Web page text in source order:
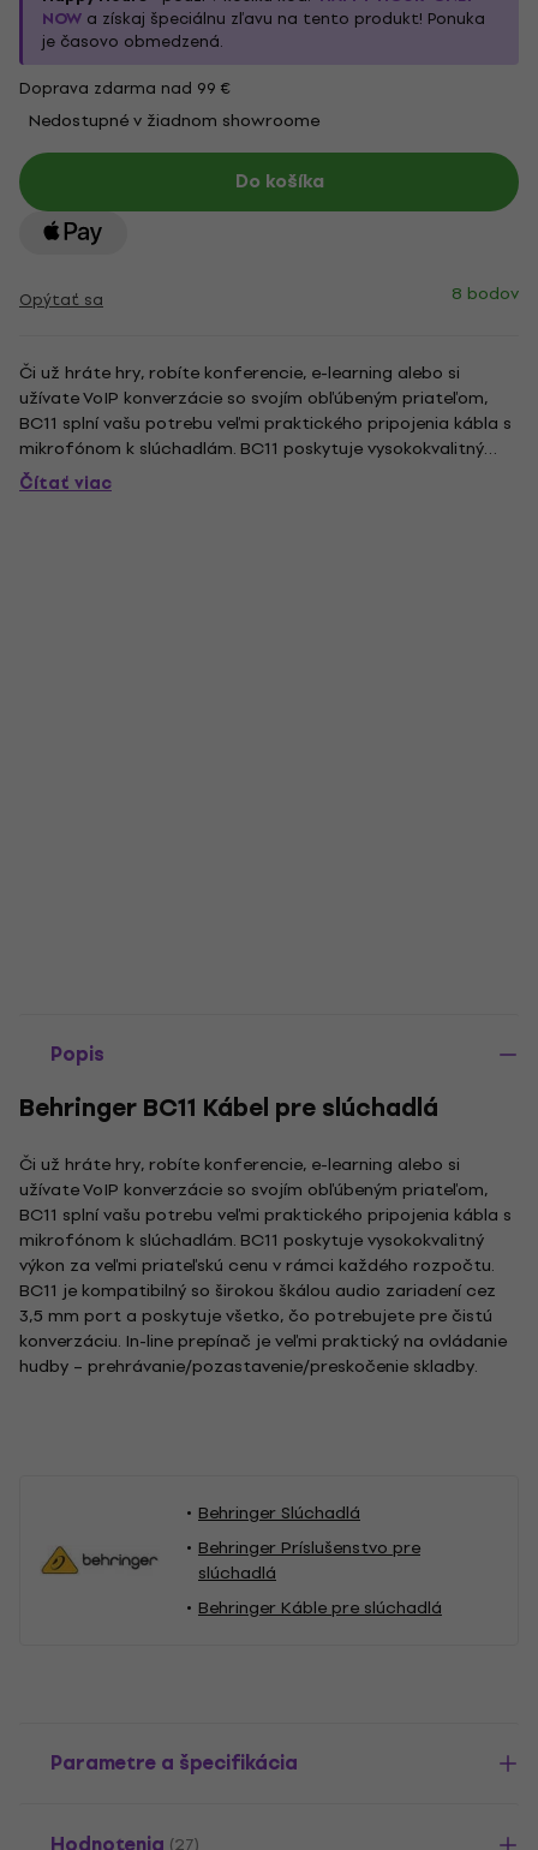
NOW a získaj špeciálnu zľavu na tento produkt! Ponuka
je časovo obmedzená.
Doprava zdarma nad 99 €
Nedostupné v žiadnom showroome
Do košíka
Opýtať sa 8 bodov
Či už hráte hry, robíte konferencie, e-learning alebo si
užívate VoIP konverzácie so svojím obľúbeným priateľom,
BC11 splní vašu potrebu veľmi praktického pripojenia kábla s
mikrofónom k slúchadlám. BC11 poskytuje vysokokvalitný
výkon za veľmi priateľskú cenu v rámci každého rozpočtu.
BC11 je kompatibilný so širokou škálou audio zariadení cez...
Čítať viac
Popis
Behringer BC11 Kábel pre slúchadlá
Či už hráte hry, robíte konferencie, e-learning alebo si
užívate VoIP konverzácie so svojím obľúbeným priateľom,
BC11 splní vašu potrebu veľmi praktického pripojenia kábla s
mikrofónom k slúchadlám. BC11 poskytuje vysokokvalitný
výkon za veľmi priateľskú cenu v rámci každého rozpočtu.
BC11 je kompatibilný so širokou škálou audio zariadení cez
3,5 mm port a poskytuje všetko, čo potrebujete pre čistú
konverzáciu. In-line prepínač je veľmi praktický na ovládanie
hudby – prehrávanie/pozastavenie/preskočenie skladby.
Behringer Slúchadlá
Behringer Príslušenstvo pre
slúchadlá
Behringer Káble pre slúchadlá
Parametre a špecifikácia